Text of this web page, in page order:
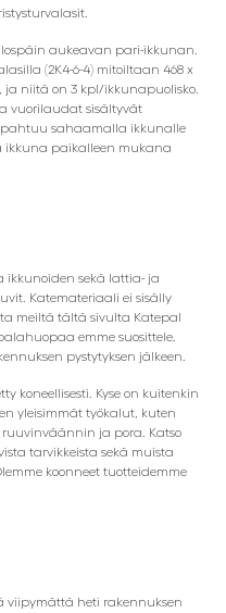
aukeavan pari-ikkunan.
(2K4-6-4) mitoiltaan 468 x
niitä on 3 kpl/ikkunapuolisko.
vuorilaudat sisältyvät
sahaamalla ikkunalle
ikkuna paikalleen mukana
ikkunoiden sekä lattia- ja
Katemateriaali ei sisälly
meiltä tältä sivulta Katepal
emme suosittele.
pystytyksen jälkeen.
koneellisesti. Kyse on kuitenkin
yleisimmät työkalut, kuten
ja pora. Katso
tarvikkeista sekä muista
koonneet tuotteidemme
viipymättä heti rakennuksen